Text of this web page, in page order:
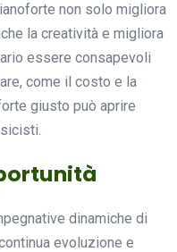
non solo migliora
la creatività e migliora
essere consapevoli
come il costo e la
giusto può aprire
dinamiche di
evoluzione e